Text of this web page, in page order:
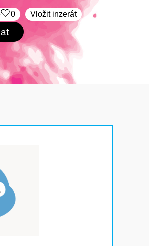
Vložit inzerát
0